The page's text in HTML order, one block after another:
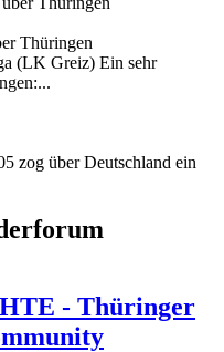
Thüringen
(LK Greiz) Ein sehr
zog über Deutschland ein
- Thüringer